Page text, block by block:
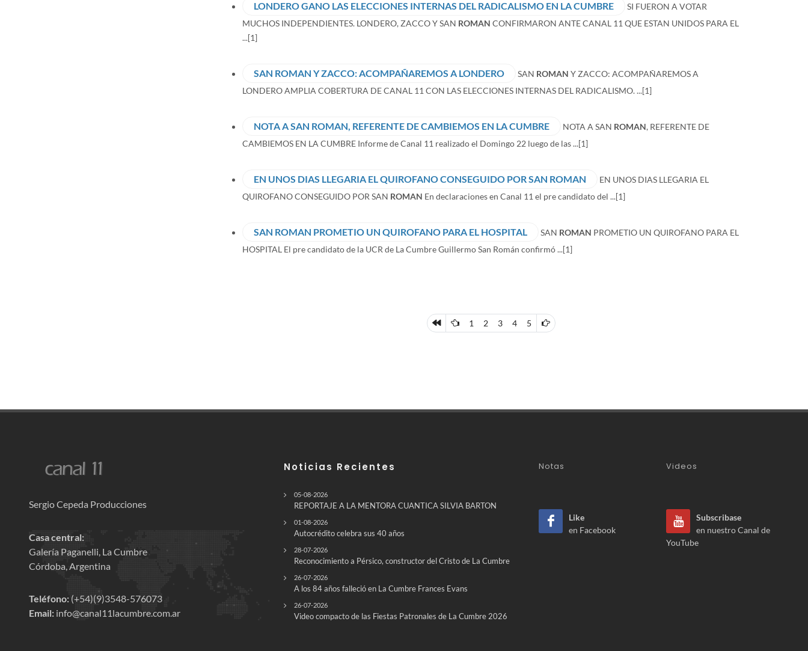
LONDERO GANO LAS ELECCIONES INTERNAS DEL RADICALISMO EN LA CUMBRE
SI FUERON A VOTAR
MUCHOS INDEPENDIENTES. LONDERO, ZACCO Y SAN ROMAN CONFIRMARON ANTE CANAL 11 QUE ESTAN UNIDOS PARA EL
...[1]
SAN ROMAN Y ZACCO: ACOMPAÑAREMOS A LONDERO SAN ROMAN Y ZACCO: ACOMPAÑAREMOS A
LONDERO AMPLIA COBERTURA DE CANAL 11 CON LAS ELECCIONES INTERNAS DEL RADICALISMO. ...[1]
NOTA A SAN ROMAN, REFERENTE DE CAMBIEMOS EN LA CUMBRE NOTA A SAN ROMAN, REFERENTE DE
CAMBIEMOS EN LA CUMBRE Informe de Canal 11 realizado el Domingo 22 luego de las ...[1]
EN UNOS DIAS LLEGARIA EL QUIROFANO CONSEGUIDO POR SAN ROMAN
EN UNOS DIAS LLEGARIA EL
QUIROFANO CONSEGUIDO POR SAN ROMAN En declaraciones en Canal 11 el pre candidato del ...[1]
SAN ROMAN PROMETIO UN QUIROFANO PARA EL HOSPITAL SAN ROMAN PROMETIO UN QUIROFANO PARA EL
HOSPITAL El pre candidato de la UCR de La Cumbre Guillermo San Román confirmó ...[1]
1 2 3 4 5
Sergio Cepeda Producciones
Casa central:
Galería Paganelli, La Cumbre
Córdoba, Argentina
Teléfono: (+54)(9)3548-576073
Email: info@canal11lacumbre.com.ar
Noticias Recientes
05-08-2026
REPORTAJE A LA MENTORA CUANTICA SILVIA BARTON
01-08-2026
Autocrédito celebra sus 40 años
28-07-2026
Reconocimiento a Pérsico, constructor del Cristo de La Cumbre
26-07-2026
A los 84 años falleció en La Cumbre Frances Evans
26-07-2026
Video compacto de las Fiestas Patronales de La Cumbre 2026
Notas Videos
Like
en Facebook
Subscribase
en nuestro Canal de
YouTube